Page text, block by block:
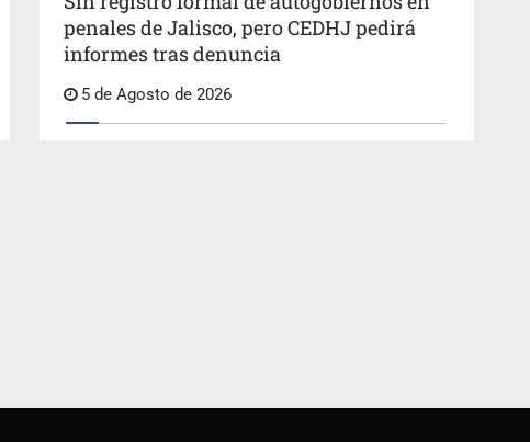
penales de Jalisco, pero CEDHJ pedirá
informes tras denuncia
5 de Agosto de 2026